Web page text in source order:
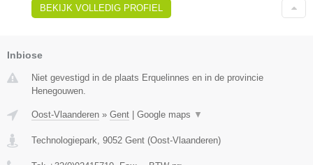
BEKIJK VOLLEDIG PROFIEL
Inbiose
Niet gevestigd in de plaats Erquelinnes en in de provincie
Henegouwen.
Oost-Vlaanderen » Gent Google maps ▼
Technologiepark 9052 Gent (Oost-Vlaanderen)